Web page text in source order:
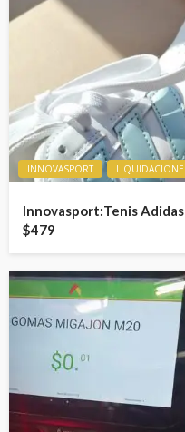
INNOVASPORT
Innovasport:Tenis
$479